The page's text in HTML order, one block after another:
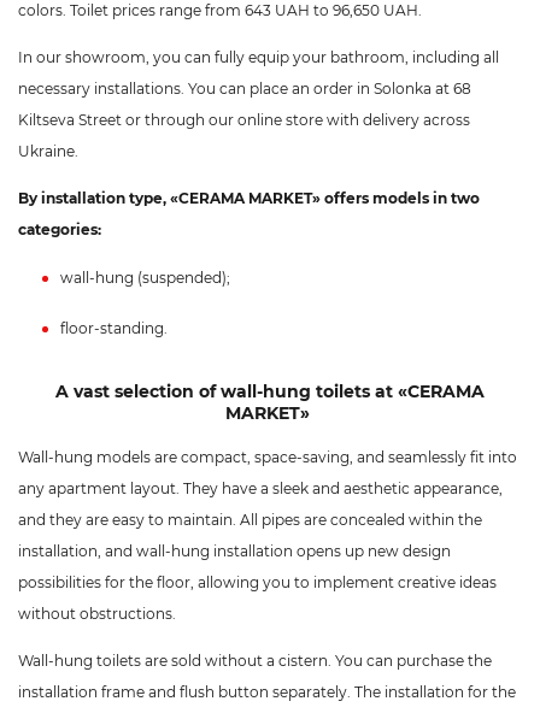
colors. Toilet prices range from 643 UAH to 96,650 UAH.
In our showroom, you can fully equip your bathroom, including all
necessary installations. You can place an order in Solonka at 68
Kiltseva Street or through our online store with delivery across
Ukraine.
By installation type, «CERAMA MARKET» offers models in two
categories:
wall-hung (suspended);
floor-standing.
A vast selection of wall-hung toilets at «CERAMA
MARKET»
Wall-hung models are compact, space-saving, and seamlessly fit into
any apartment layout. They have a sleek and aesthetic appearance,
and they are easy to maintain. All pipes are concealed within the
installation, and wall-hung installation opens up new design
possibilities for the floor, allowing you to implement creative ideas
without obstructions.
Wall-hung toilets are sold without a cistern. You can purchase the
installation frame and flush button separately. The installation for the